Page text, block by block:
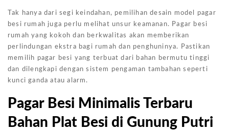
Tak hanya dari segi keindahan, pemilihan desain model pagar
besi rumah juga perlu melihat unsur keamanan. Pagar besi
rumah yang kokoh dan berkwalitas akan memberikan
perlindungan ekstra bagi rumah dan penghuninya. Pastikan
memilih pagar besi yang terbuat dari bahan bermutu tinggi
dan dilengkapi dengan sistem pengaman tambahan seperti
kunci ganda atau alarm.
Pagar Besi Minimalis Terbaru
Bahan Plat Besi di Gunung Putri